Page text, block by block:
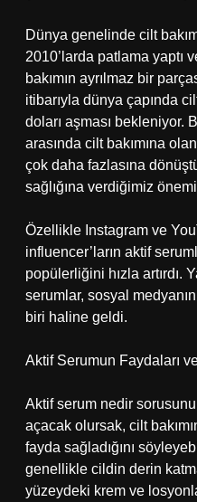
Dünya genelinde cilt
2010’larda patlama yaptı
bakımın ayrılmaz bir
itibarıyla dünya çapında
doları aşması bekleniyor.
arasında cilt bakımına
çok daha fazlasına
sağlığına verdiğimiz
Özellikle Instagram ve
influencer’ların aktif
popülerliğini hızla artırdı.
serumlar, sosyal
biri haline geldi.
Aktif Serumun Faydaları
Aktif serum nedir
açacak olursak, cilt
fayda sağladığını
genellikle cildin derin
yüzeydeki krem ve